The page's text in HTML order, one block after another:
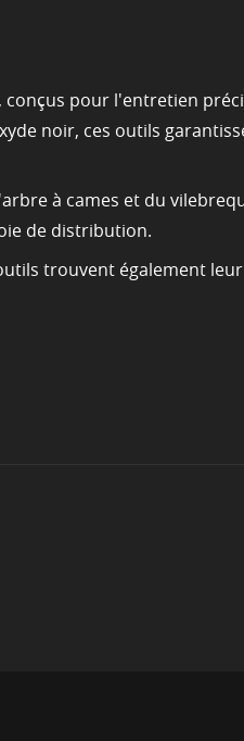
pour l'entretien
noir, ces outils
à cames et du
de distribution.
trouvent également